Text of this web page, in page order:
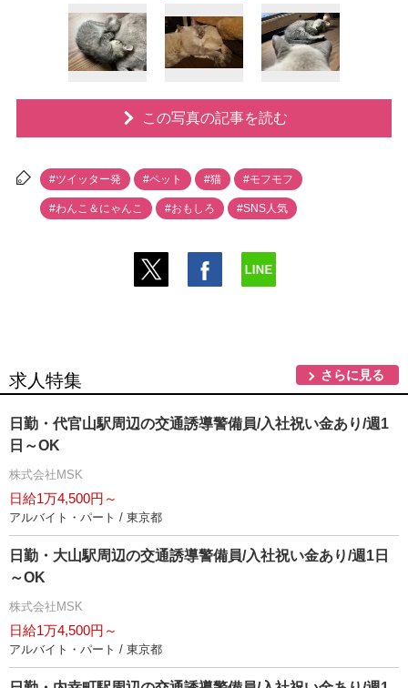
この写真の記事を読む
#ツイッター発 #ペット #猫 #モフモフ
#わんこ＆にゃんこ #おもしろ #SNS人気
求人特集 さらに見る
日勤・代官山駅周辺の交通誘導警備員/入社祝い金あり/週1
日～OK
株式会社MSK
日給1万4,500円～
アルバイト・パート / 東京都
日勤・大山駅周辺の交通誘導警備員/入社祝い金あり/週1日
～OK
株式会社MSK
日給1万4,500円～
アルバイト・パート / 東京都